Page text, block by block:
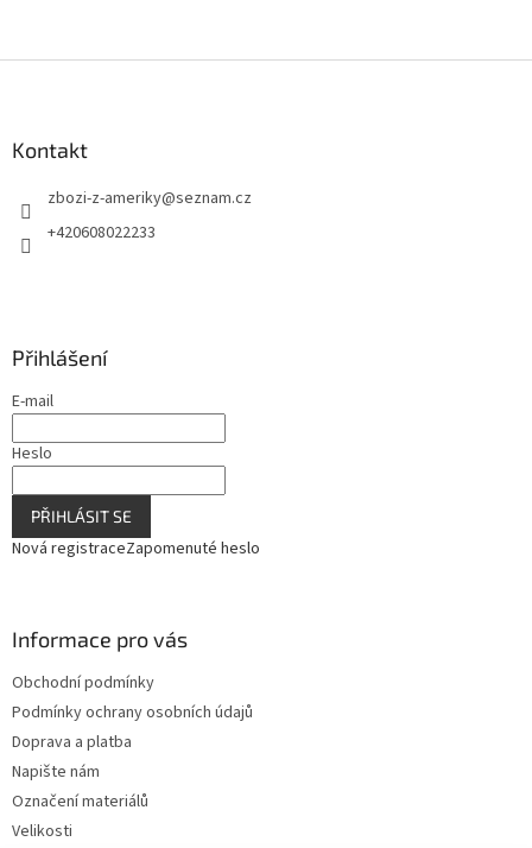
Kontakt
zbozi-z-ameriky@seznam.cz
+420608022233
Přihlášení
E-mail
Heslo
PŘIHLÁSIT SE
Nová registraceZapomenuté heslo
Informace pro vás
Obchodní podmínky
Podmínky ochrany osobních údajů
Doprava a platba
Napište nám
Označení materiálů
Velikosti